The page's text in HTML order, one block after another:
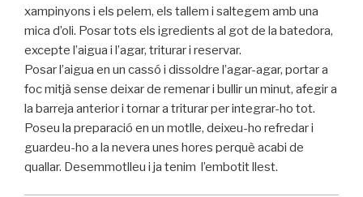
xampinyons i els pelem, els tallem i saltegem amb una
mica d’oli. Posar tots els igredients al got de la batedora,
excepte l’aigua i l’agar, triturar i reservar.
Posar l’aigua en un cassó i dissoldre l’agar-agar, portar a
foc mitjà sense deixar de remenar i bullir un minut, afegir a
la barreja anterior i tornar a triturar per integrar-ho tot.
Poseu la preparació en un motlle, deixeu-ho refredar i
guardeu-ho a la nevera unes hores perquè acabi de
quallar. Desemmotlleu i ja tenim l’embotit llest.